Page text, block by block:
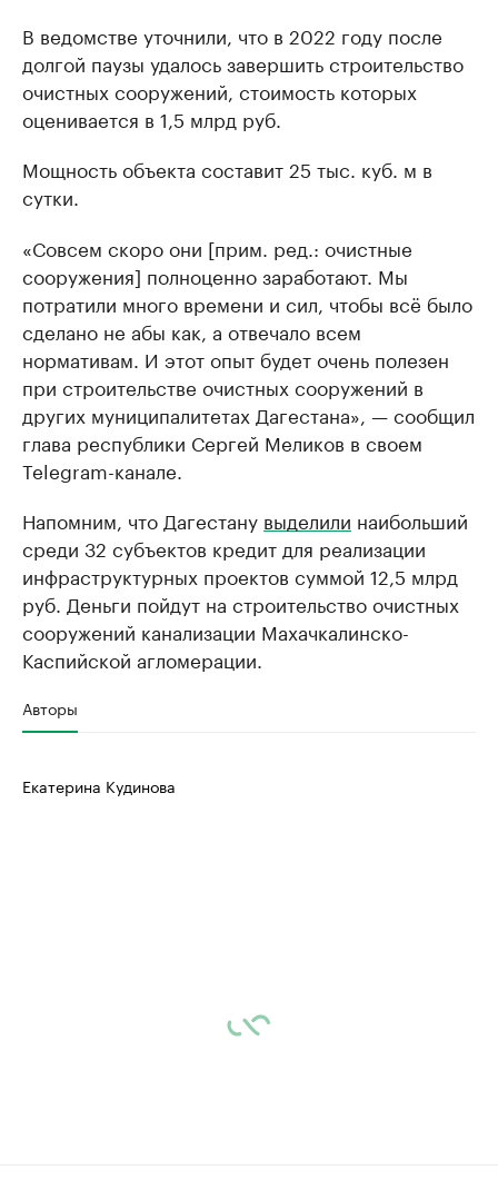
В ведомстве уточнили, что в 2022 году после
долгой паузы удалось завершить строительство
очистных сооружений, стоимость которых
оценивается в 1,5 млрд руб.
Мощность объекта составит 25 тыс. куб. м в
сутки.
«Совсем скоро они [прим. ред.: очистные
сооружения] полноценно заработают. Мы
потратили много времени и сил, чтобы всё было
сделано не абы как, а отвечало всем
нормативам. И этот опыт будет очень полезен
при строительстве очистных сооружений в
других муниципалитетах Дагестана», — сообщил
глава республики Сергей Меликов в своем
Telegram-канале.
Напомним, что Дагестану выделили наибольший
среди 32 субъектов кредит для реализации
инфраструктурных проектов суммой 12,5 млрд
руб. Деньги пойдут на строительство очистных
сооружений канализации Махачкалинско-
Каспийской агломерации.
Авторы
Екатерина Кудинова